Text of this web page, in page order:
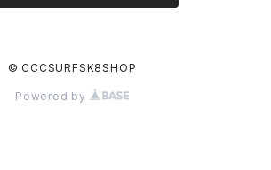
© CCCSURFSK8SHOP
Powered by